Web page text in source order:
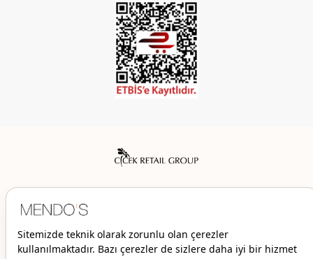
© 2026 Mendo’s | Her hakkı saklıdır.